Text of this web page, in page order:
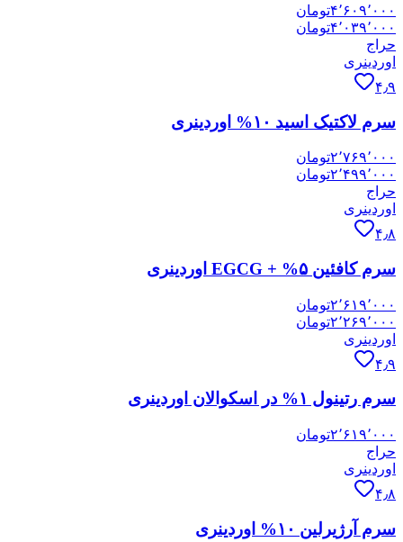
۴٬۶۰۹٬۰۰۰تومان
۴٬۰۳۹٬۰۰۰تومان
حراج
اوردینری
۴٫۹
سرم لاکتیک اسید ۱۰% اوردینری
۲٬۷۶۹٬۰۰۰تومان
۲٬۴۹۹٬۰۰۰تومان
حراج
اوردینری
۴٫۸
سرم کافئین ۵% + EGCG اوردینری
۲٬۶۱۹٬۰۰۰تومان
۲٬۲۶۹٬۰۰۰تومان
اوردینری
۴٫۹
سرم رتینول ۱% در اسکوالان اوردینری
۲٬۶۱۹٬۰۰۰تومان
حراج
اوردینری
۴٫۸
سرم آرژیرلین ۱۰% اوردینری